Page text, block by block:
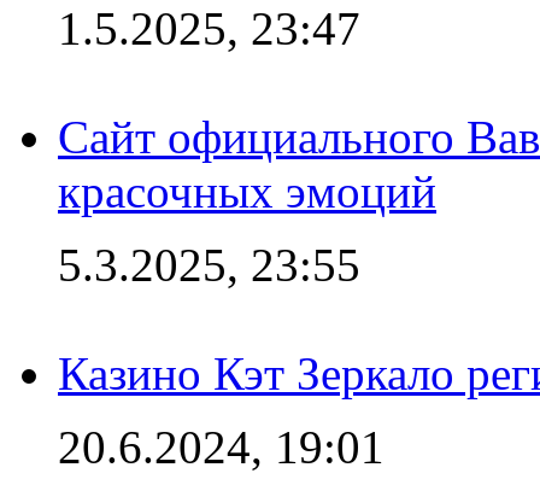
1.5.2025, 23:47
Сайт официального
красочных эмоций
5.3.2025, 23:55
Казино Кэт Зеркало
20.6.2024, 19:01